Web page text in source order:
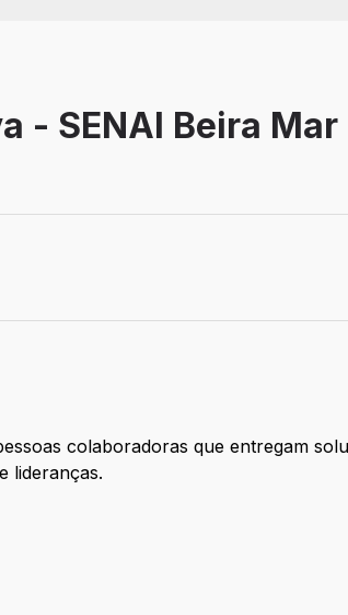
- SENAI Beira Mar
colaboradoras que entregam
lideranças.